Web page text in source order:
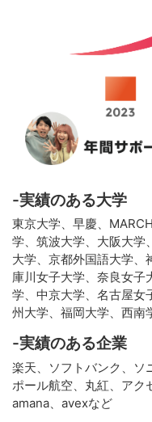
-実績のある大学
東京大学、早慶、
学、筑波大学、大阪大学
大学、京都外国語大学、
庫川女子大学、奈良女子
学、中京大学、名古屋女
州大学、福岡大学、西南
-実績のある企業
楽天、ソフトバンク、ソ
ポール航空、丸紅、アク
amana、avexなど